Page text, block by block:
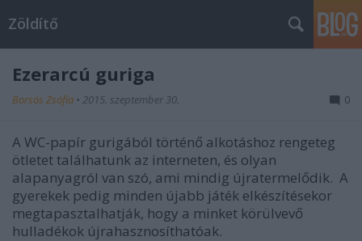
Zöldítő
Ezerarcú guriga
Borsós Zsófia • 2015. szeptember 30. 0
A WC-papír gurigából történő alkotáshoz rengeteg
ötletet találhatunk az interneten, és olyan
alapanyagról van szó, ami mindig újratermelődik. A
gyerekek pedig minden újabb játék elkészítésekor
megtapasztalhatják, hogy a minket körülvevő
hulladékok újrahasznosíthatóak.